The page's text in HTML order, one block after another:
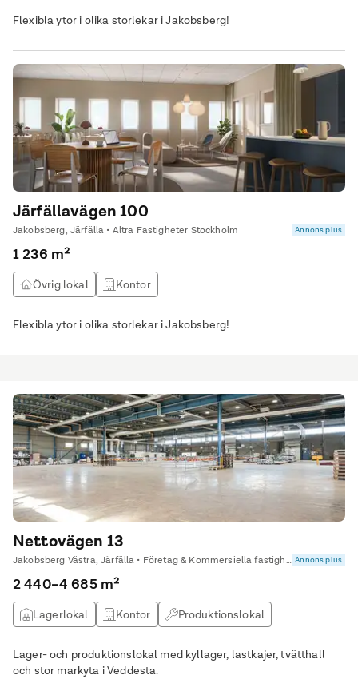
Flexibla ytor i olika storlekar i Jakobsberg!
Järfällavägen 100
Jakobsberg, Järfälla • Altra Fastigheter Stockholm Annons plus
1 236 m²
Övrig lokal Kontor
Flexibla ytor i olika storlekar i Jakobsberg!
Nettovägen 13
Jakobsberg Västra, Järfälla • Företag & Kommersiella fastigheter Annons plus
2 440–4 685 m²
Lagerlokal Kontor Produktionslokal
Lager- och produktionslokal med kyllager, lastkajer, tvätthall
och stor markyta i Veddesta.